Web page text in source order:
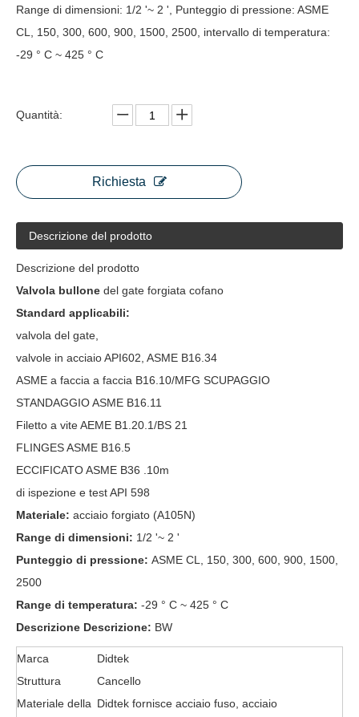
Range di dimensioni: 1/2 '~ 2 ', Punteggio di pressione: ASME
CL, 150, 300, 600, 900, 1500, 2500, intervallo di temperatura:
-29 ° C ~ 425 ° C
Quantità:
Richiesta
Descrizione del prodotto
Descrizione del prodotto
Valvola bullone del gate forgiata cofano
Standard applicabili:
valvola del gate,
valvole in acciaio API602, ASME B16.34
ASME a faccia a faccia B16.10/MFG SCUPAGGIO
STANDAGGIO ASME B16.11
Filetto a vite AEME B1.20.1/BS 21
FLINGES ASME B16.5
ECCIFICATO ASME B36 .10m
di ispezione e test API 598
Materiale: acciaio forgiato (A105N)
Range di dimensioni: 1/2 '~ 2 '
Punteggio di pressione: ASME CL, 150, 300, 600, 900, 1500,
2500
Range di temperatura: -29 ° C ~ 425 ° C
Descrizione Descrizione: BW
Marca
Didtek
Struttura
Cancello
Materiale della Didtek fornisce acciaio fuso, acciaio